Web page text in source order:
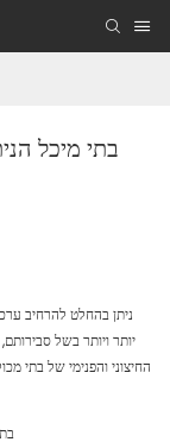
בתי מיכל
ניתן בהחלט להרחיב
יותר ויותר בשל
החיצוני והפנימי של בתי